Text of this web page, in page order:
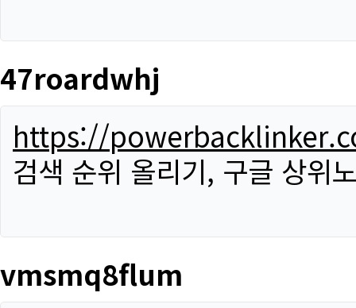
47roardwhj
https://
검색 순위 올리기, 구글 상위
vmsmq8flum